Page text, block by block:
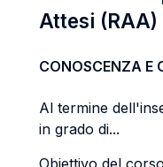
Attesi (RAA)
CONOSCENZA E
Al termine
in grado di...
Obiettivo del